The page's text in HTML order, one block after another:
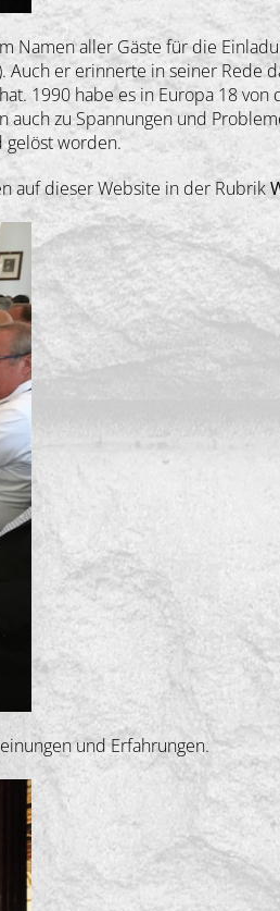
Namen aller Gäste für die
Auch er erinnerte in seiner Rede
1990 habe es in Europa 18 von
zu Spannungen und
gelöst worden.
auf dieser Website in der Rubrik
und Erfahrungen.